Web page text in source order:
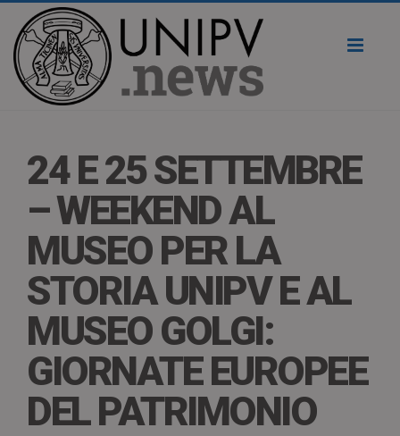
24 E 25 SETTEMBRE
– WEEKEND AL
MUSEO PER LA
STORIA UNIPV E AL
MUSEO GOLGI:
GIORNATE EUROPEE
DEL PATRIMONIO